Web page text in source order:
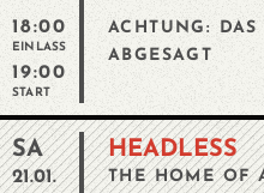
18:00
EINLASS
19:00
START
ACHTUNG:
ABGESAGT
SA
21.01.
HEADLESS
THE HOME OF